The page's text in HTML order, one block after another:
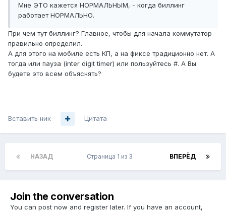
Мне ЭТО кажется НОРМАЛЬНЫМ, - когда биллинг
работает НОРМАЛЬНО.
При чем тут биллинг? Главное, чтобы для начала коммутатор
правильно определил.
А для этого на мобиле есть КП, а на фиксе традиционно нет. А
тогда или пауза (inter digit timer) или пользуйтесь #. А Вы
будете это всем объяснять?
Вставить ник Цитата
НАЗАД ВПЕРЁД
Страница 1 из 3
Join the conversation
You can post now and register later. If you have an account,